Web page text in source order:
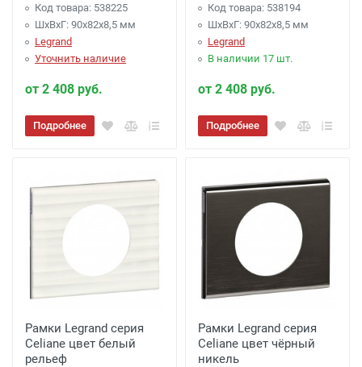
Код товара: 538225
ШхВхГ: 90x82x8,5 мм
Legrand
Уточнить наличие
от 2 408 руб.
Подробнее
Код товара: 538194
ШхВхГ: 90x82x8,5 мм
Legrand
В наличии 17 шт.
от 2 408 руб.
Подробнее
Рамки Legrand серия
Celiane цвет белый
рельеф
Рамки Legrand серия
Celiane цвет чёрный
никель